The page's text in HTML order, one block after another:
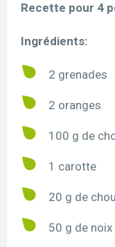
Recette pour 4
Ingrédients:
2 grenades
2 oranges
100 g de
1 carotte
20 g de
50 g de